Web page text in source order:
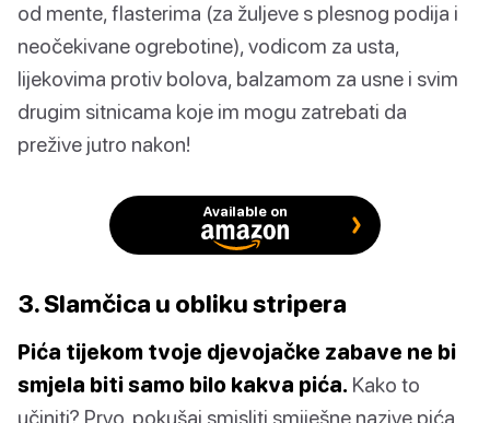
od mente, flasterima (za žuljeve s plesnog podija i
neočekivane ogrebotine), vodicom za usta,
lijekovima protiv bolova, balzamom za usne i svim
drugim sitnicama koje im mogu zatrebati da
prežive jutro nakon!
Available on
3. Slamčica u obliku stripera
Pića tijekom tvoje djevojačke zabave ne bi
smjela biti samo bilo kakva pića. Kako to
učiniti? Prvo, pokušaj smisliti smiješne nazive pića